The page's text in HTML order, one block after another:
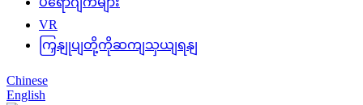
VR
ကြှနျုပျတို့ကိုဆကျသှယျရနျ
Chinese
English